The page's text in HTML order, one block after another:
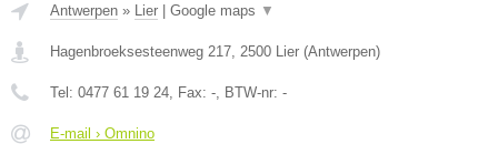
Antwerpen » Lier Google maps ▼
Hagenbroeksesteenweg 217, 2500 Lier (Antwerpen)
Tel: 0477 61 19 24, Fax: -, BTW-nr: -
E-mail › Omnino